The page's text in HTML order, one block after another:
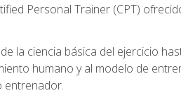
Personal Trainer (CPT)
la ciencia básica del ejercicio
humano y al modelo de
entrenador.